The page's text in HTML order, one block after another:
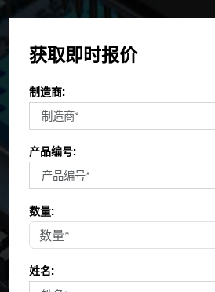
获取即时报价
制造商:
产品编号:
数量:
姓名: